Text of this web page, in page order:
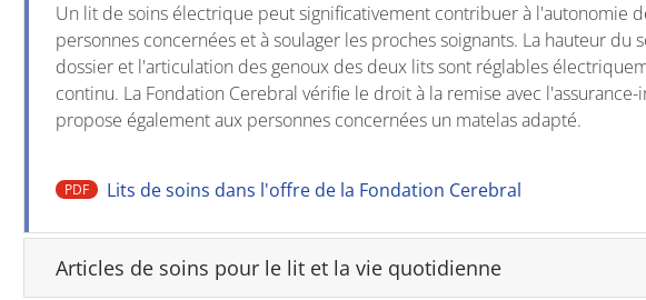
Un lit de soins électrique peut significativement contribuer à l'autonomie
personnes concernées et à soulager les proches soignants. La hauteur du
dossier et l'articulation des genoux des deux lits sont réglables
continu. La Fondation Cerebral vérifie le droit à la remise avec
propose également aux personnes concernées un matelas adapté.
PDF Lits de soins dans l'offre de la Fondation Cerebral
Articles de soins pour le lit et la vie quotidienne